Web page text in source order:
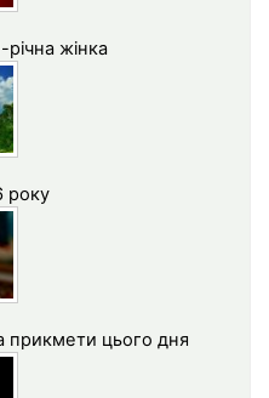
річна жінка
року
прикмети цього дня